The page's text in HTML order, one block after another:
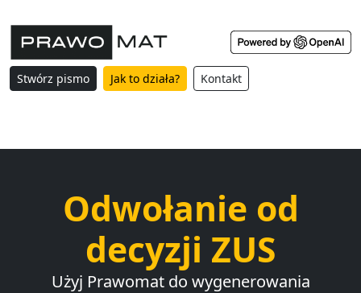
Stwórz pismo Jak to działa? Kontakt
Odwołanie od
decyzji ZUS
Użyj Prawomat do wygenerowania